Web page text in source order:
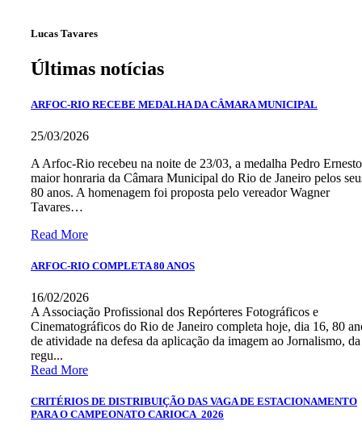
Lucas Tavares
Últimas notícias
ARFOC-RIO RECEBE MEDALHA DA CÂMARA MUNICIPAL
25/03/2026
A Arfoc-Rio recebeu na noite de 23/03, a medalha Pedro
maior honraria da Câmara Municipal do Rio de Janeiro pelos
80 anos. A homenagem foi proposta pelo vereador Wagner
Tavares…
Read More
ARFOC-RIO COMPLETA 80 ANOS
16/02/2026
A Associação Profissional dos Repórteres Fotográficos e
Cinematográficos do Rio de Janeiro completa hoje, dia 16, 80
de atividade na defesa da aplicação da imagem ao Jornalismo, da
regu...
Read More
CRITÉRIOS DE DISTRIBUIÇÃO DAS VAGA DE ESTACIONAMENTO
PARA O CAMPEONATO CARIOCA 2026